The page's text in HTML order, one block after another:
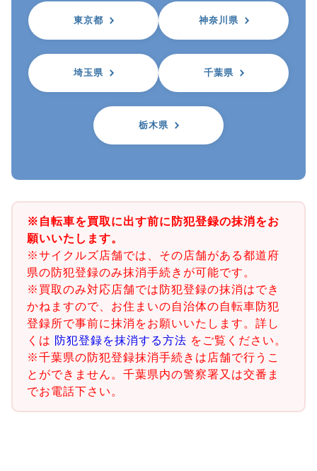
東京都 神奈川県
埼玉県 千葉県
栃木県
※自転車を買取に出す前に防犯登録の抹消をお
願いいたします。
※サイクルズ店舗では、その店舗がある都道府
県の防犯登録のみ抹消手続きが可能です。
※買取のみ対応店舗では防犯登録の抹消はでき
かねますので、お住まいの自治体の自転車防犯
登録所で事前に抹消をお願いいたします。詳し
くは 防犯登録を抹消する方法 をご覧ください。
※千葉県の防犯登録抹消手続きは店舗で行うこ
とができません。千葉県内の警察署又は交番ま
でお電話下さい。